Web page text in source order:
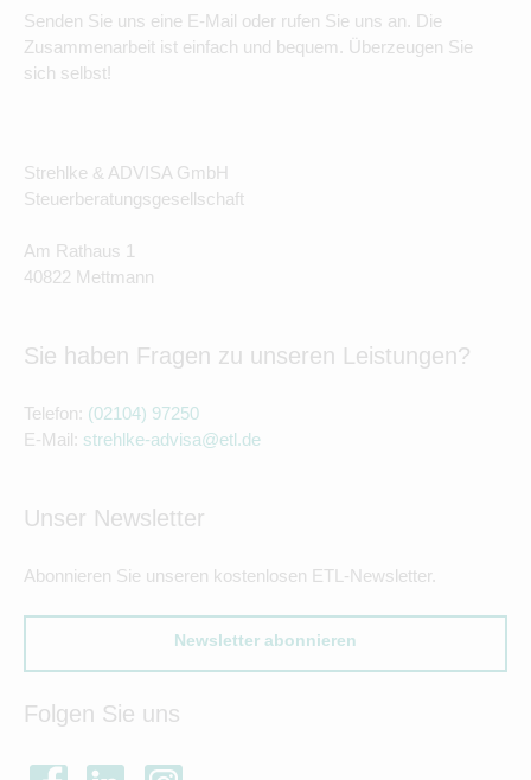
Senden Sie uns eine E-Mail oder rufen Sie uns an. Die
Zusammenarbeit ist einfach und bequem. Überzeugen Sie
sich selbst!
Strehlke & ADVISA GmbH
Steuerberatungsgesellschaft
Am Rathaus 1
40822 Mettmann
Sie haben Fragen zu unseren Leistungen?
Telefon: (02104) 97250
E-Mail: strehlke-advisa@etl.de
Unser Newsletter
Abonnieren Sie unseren kostenlosen ETL-Newsletter.
Newsletter abonnieren
Folgen Sie uns